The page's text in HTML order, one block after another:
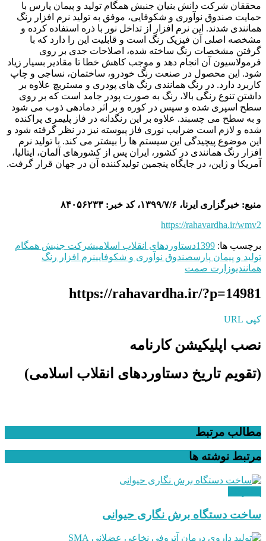
محققان شرکت دانش بنیان جنبش همگام تولید و پیمان پارس با
حمایت صندوق نوآوری و شکوفایی، موفق به تولید نرم ‌افزار رنگ
همانندی شدند. این نرم‌ افزار از تداخل نور با ذره استفاده کرده و
مشخصه اصلی آن فیزیک رنگ است و قابلیت این را دارد که با
گرفتن مشخصات رنگ ساخته شده، اصلاحات جدی بر روی
فرمولاسیون آن انجام دهد و موجب کاهش خطا تا مقادیر بسیار زیاد
شود. این محصول در صنعت رنگ خودرو، ساختمان، نساجی و چاپ
کاربرد دارد. در رنگ ‌همانندی رنگ‌ های پودری و مستربچ علاوه بر
داشتن تنوع رنگی بالا، رنگ به صورت پودر جامد است که بر روی
سطح اسپری شده و سپس در کوره و بر اثر دمادهی ذوب می ‌شود
و به سطح می ‌چسبند. علاوه بر این رنگدانه در فاز پلیمری پراکنده
شده و لازم است ضرایب نوری فاز پیوسته نیز در نظر گرفته شود و
این موضوع پیچیدگی این سیستم‌ ها را بیشتر می ‌کند. با تولید نرم
‌افزار رنگ همانندی در کشور، ایران پس از کشورهای آلمان، ایتالیا،
آمریکا و ژاپن، در جایگاه پنجمین تولیدکننده آن در جهان قرار گرفت.
منبع: خبرگزاری ایرنا، ۱۳۹۹/۷/۶، کد خبر: ۸۴۰۵۶۲۳۳
https://rahavardha.ir/wmv2
برچسب ها: 1399دستاوردهای انقلاب اسلامیشرکت جنبش همگام
تولید و پیمان پارسصندوق نوآوری و شکوفایینرم ‌افزار رنگ
همانندیوزارت صمت
https://rahavardha.ir/?p=14981
کپی URL
نصب اپلیکیشن کارنامه
(تقویم تاریخ دستاوردهای انقلاب اسلامی​)
مطالب مرتبط
مرتبط نوشته ها
ساخت دستگاه برش نگاری حیوانی